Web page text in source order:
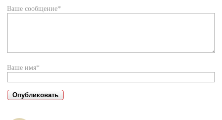
Ваше сообщение*
Ваше имя*